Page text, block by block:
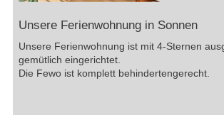
Unsere Ferienwohnung in Sonnen
Unsere Ferienwohnung ist mit 4-Sternen
gemütlich eingerichtet.
Die Fewo ist komplett behindertengerecht.